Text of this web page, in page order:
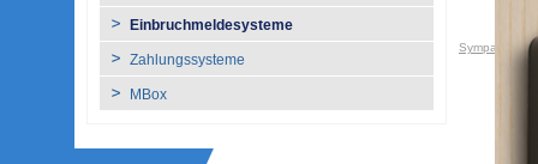
Einbruchmeldesysteme
Zahlungssysteme
MBox
Sympatron AG